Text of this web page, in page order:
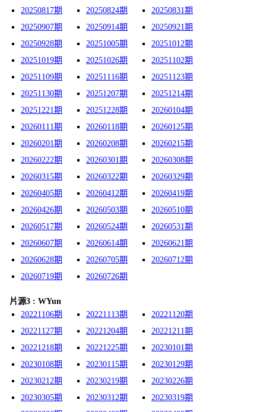
20250817期
20250824期
20250831期
20250907期
20250914期
20250921期
20250928期
20251005期
20251012期
20251019期
20251026期
20251102期
20251109期
20251116期
20251123期
20251130期
20251207期
20251214期
20251221期
20251228期
20260104期
20260111期
20260118期
20260125期
20260201期
20260208期
20260215期
20260222期
20260301期
20260308期
20260315期
20260322期
20260329期
20260405期
20260412期
20260419期
20260426期
20260503期
20260510期
20260517期
20260524期
20260531期
20260607期
20260614期
20260621期
20260628期
20260705期
20260712期
20260719期
20260726期
片源3 : WYun
20221106期
20221113期
20221120期
20221127期
20221204期
20221211期
20221218期
20221225期
20230101期
20230108期
20230115期
20230129期
20230212期
20230219期
20230226期
20230305期
20230312期
20230319期